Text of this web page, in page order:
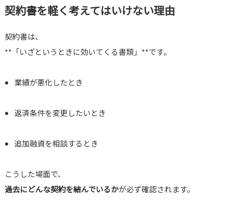
契約書を軽く考えてはいけない理由
契約書は、
**「いざというときに効いてくる書類」**です。
業績が悪化したとき
返済条件を変更したいとき
追加融資を相談するとき
こうした場面で、
過去にどんな契約を結んでいるかが必ず確認されます。